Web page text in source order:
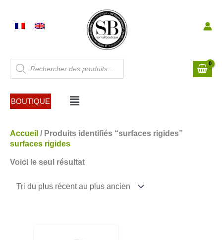
contenu
Recherche
de
produits
BOUTIQUE Menu
Accueil / Produits identifiés “surfaces rigides”
surfaces rigides
Voici le seul résultat